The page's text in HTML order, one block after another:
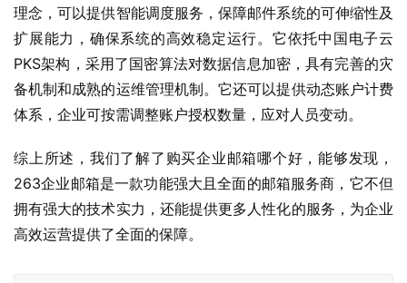
理念，可以提供智能调度服务，保障邮件系统的可伸缩性及
扩展能力，确保系统的高效稳定运行。它依托中国电子云
PKS架构，采用了国密算法对数据信息加密，具有完善的灾
备机制和成熟的运维管理机制。它还可以提供动态账户计费
体系，企业可按需调整账户授权数量，应对人员变动。
综上所述，我们了解了购买企业邮箱哪个好，能够发现，
263企业邮箱是一款功能强大且全面的邮箱服务商，它不但
拥有强大的技术实力，还能提供更多人性化的服务，为企业
高效运营提供了全面的保障。